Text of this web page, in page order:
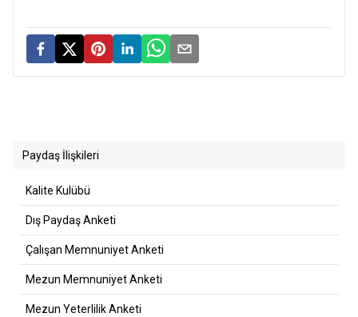
Paydaş İlişkileri
Kalite Kulübü
Dış Paydaş Anketi
Çalışan Memnuniyet Anketi
Mezun Memnuniyet Anketi
Mezun Yeterlilik Anketi